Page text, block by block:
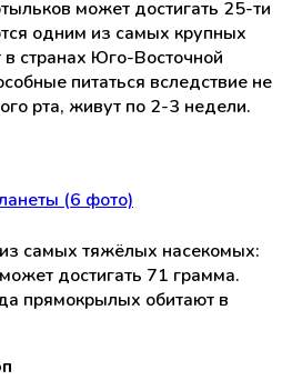
может достигать 25-ти
одним из самых крупных
странах Юго-Восточной
питаться вследствие не
рта, живут по 2-3 недели.
самых тяжёлых насекомых:
достигать 71 грамма.
прямокрылых обитают в